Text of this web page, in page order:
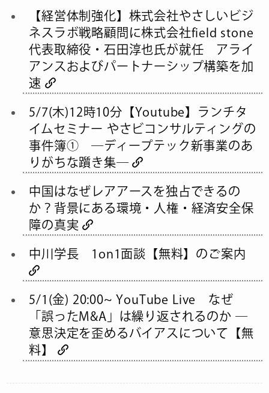
【経営体制強化】株式会社やさしいビジ
ネスラボ戦略顧問に株式会社field stone
代表取締役・石田淳也氏が就任 アライ
アンスおよびパートナーシップ構築を加
速
5/7(木)12時10分【Youtube】ランチタ
イムセミナー やさビコンサルティングの
事件簿① ―ディープテック新事業のあ
りがちな躓き集―
中国はなぜレアアースを独占できるの
か？背景にある環境・人権・経済安全保
障の真実
中川学長 1on1面談【無料】のご案内
5/1(金) 20:00~ YouTube Live なぜ
「誤ったM&A」は繰り返されるのか ―
意思決定を歪めるバイアスについて【無
料】